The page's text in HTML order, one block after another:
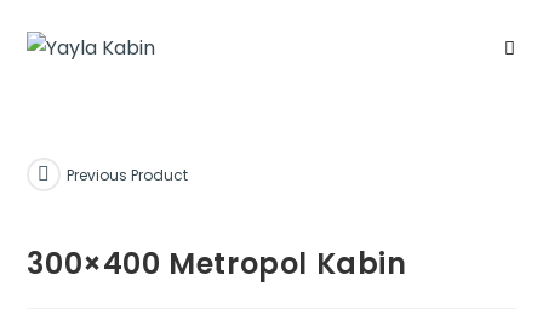
Previous Product
300×400 Metropol Kabin